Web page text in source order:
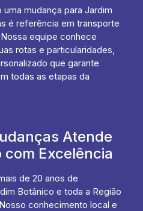
mudança para Jardim
é referência em transporte
equipe conhece
rotas e particularidades,
que garante
todas as etapas da
Atende
Excelência
de 20 anos de
Botânico e toda a Região
conhecimento local e